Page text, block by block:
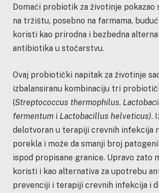
Domaći probiotik za životinje pokazao
na tržištu, posebno na farmama,
koristi kao prirodna i bezbedna
antibiotika u stočarstvu.
Ovaj probiotički napitak za životinje
izbalansiranu kombinaciju tri
(Streptococcus thermophilus,
fermentum i Lactobacillus helveticus).
delotvoran u terapiji crevnih infekcija
porekla i može da smanji broj
ispod propisane granice. Upravo zato
koristi i kao alternativa za upotrebu
prevenciji i terapiji crevnih infekcija i